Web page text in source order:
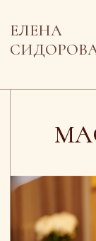
СИДОРОВА